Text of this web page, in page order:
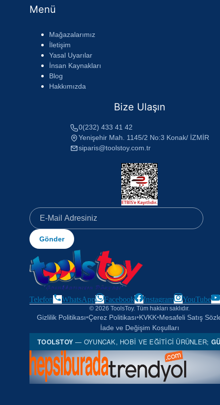
Menü
Mağazalarımız
İletişim
Yasal Uyarılar
İnsan Kaynakları
Blog
Hakkımızda
Bize Ulaşın
0(232) 433 41 42
Yenişehir Mah. 1145/2 No:3 Konak/ İZMİR
siparis@toolstoy.com.tr
Gönder
Telefon WhatsApp Facebook Instagram YouTube
© 2026 ToolsToy. Tüm hakları saklıdır.
Gizlilik Politikası•Çerez Politikası•KVKK•Mesafeli Satış
İade ve Değişim Koşulları
TOOLSTOY — OYUNCAK, HOBI VE EĞITICI ÜRÜNLER;